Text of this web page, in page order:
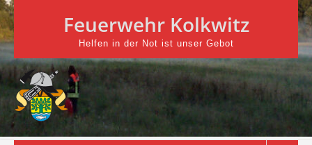
Skip
to
content
Feuerwehr Kolkwitz
Helfen in der Not ist unser Gebot